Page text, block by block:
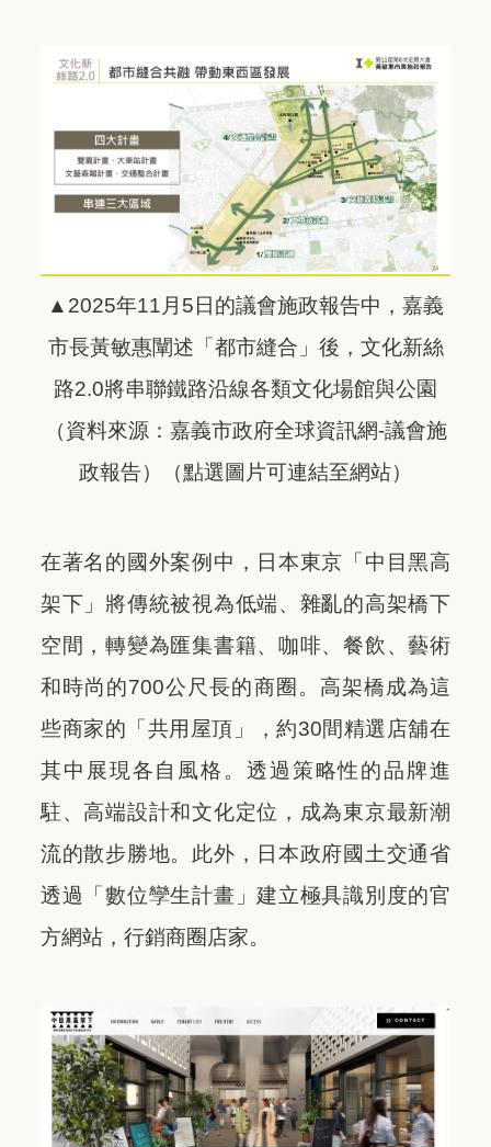
▲2025年11月5日的議會施政報告中，嘉義
市長黃敏惠闡述「都市縫合」後，文化新絲
路2.0將串聯鐵路沿線各類文化場館與公園
（資料來源：嘉義市政府全球資訊網-議會施
政報告）
（點選圖片可連結至網站）
在著名的國外案例中，日本東京「中目黑高
架下」將傳統被視為低端、雜亂的高架橋下
空間，轉變為匯集書籍、咖啡、餐飲、藝術
和時尚的700公尺長的商圈。高架橋成為這
些商家的「共用屋頂」，約30間精選店舖在
其中展現各自風格。透過策略性的品牌進
駐、高端設計和文化定位，成為東京最新潮
流的散步勝地。此外，日本政府國土交通省
透過「數位孿生計畫」建立極具識別度的官
方網站，行銷商圈店家。